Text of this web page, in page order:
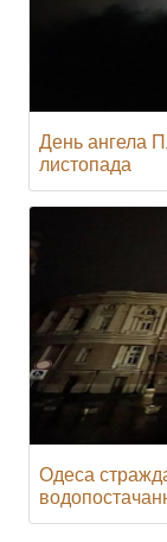
День ангела
листопада
Одеса